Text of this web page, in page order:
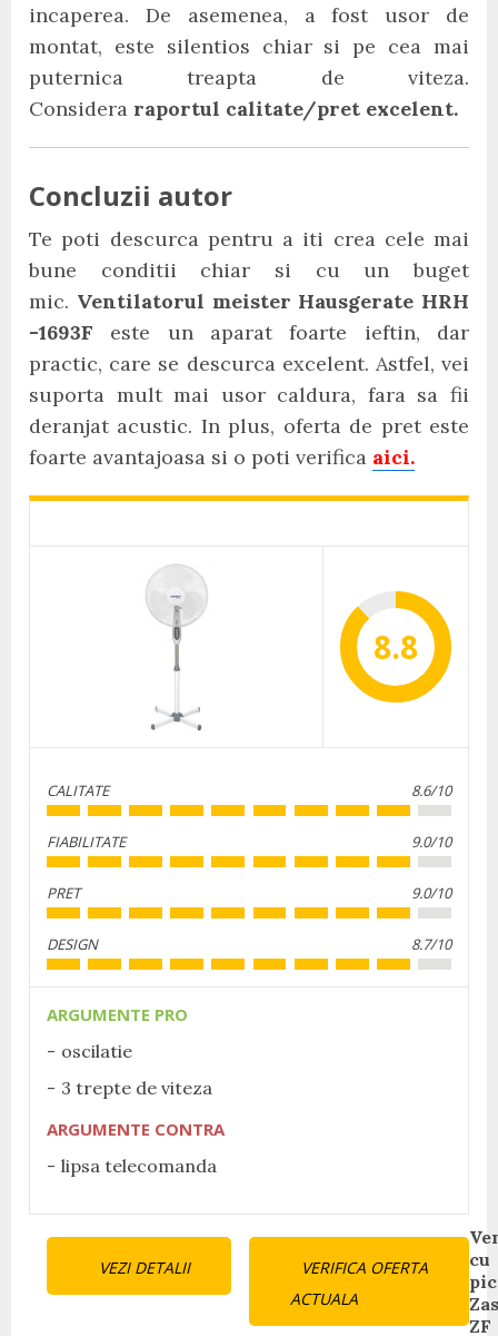
incaperea. De asemenea, a fost usor de
montat, este silentios chiar si pe cea mai
puternica treapta de viteza.
Considera raportul calitate/pret excelent.
Concluzii autor
Te poti descurca pentru a iti crea cele mai
bune conditii chiar si cu un buget
mic. Ventilatorul meister Hausgerate HRH
-1693F este un aparat foarte ieftin, dar
practic, care se descurca excelent. Astfel, vei
suporta mult mai usor caldura, fara sa fii
deranjat acustic. In plus, oferta de pret este
foarte avantajoasa si o poti verifica aici.
8.8
CALITATE 8.6/10
FIABILITATE 9.0/10
PRET 9.0/10
DESIGN 8.7/10
ARGUMENTE PRO
oscilatie
3 trepte de viteza
ARGUMENTE CONTRA
lipsa telecomanda
VEZI DETALII
VERIFICA OFERTA
ACTUALA
Continue
Reading
cu
ZF